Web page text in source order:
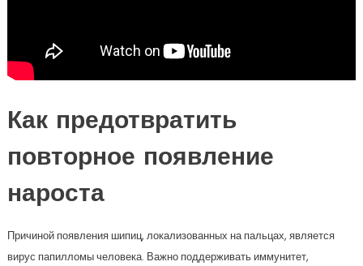
Как предотвратить
повторное появление
нароста
Причиной появления шипиц, локализованных на пальцах, является
вирус папилломы человека. Важно поддерживать иммунитет,